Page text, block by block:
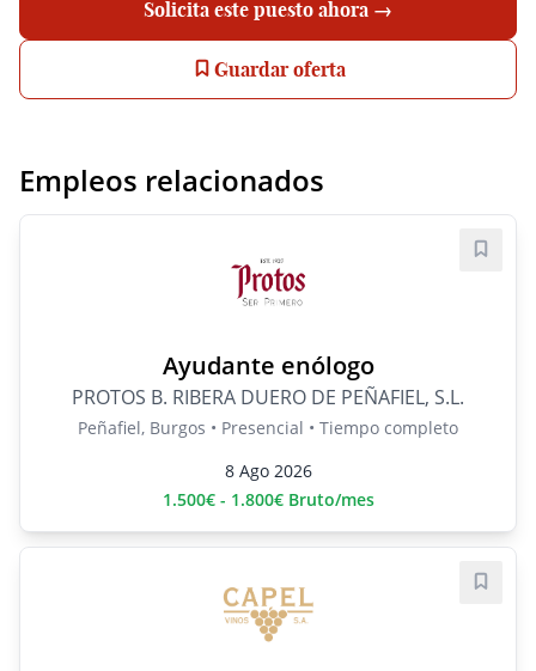
Solicita este puesto ahora →
Guardar oferta
Empleos relacionados
Ayudante enólogo
PROTOS B. RIBERA DUERO DE PEÑAFIEL, S.L.
Peñafiel, Burgos • Presencial • Tiempo completo
8 Ago 2026
1.500€ - 1.800€ Bruto/mes